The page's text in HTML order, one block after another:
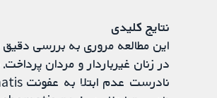
نتایج کلیدی